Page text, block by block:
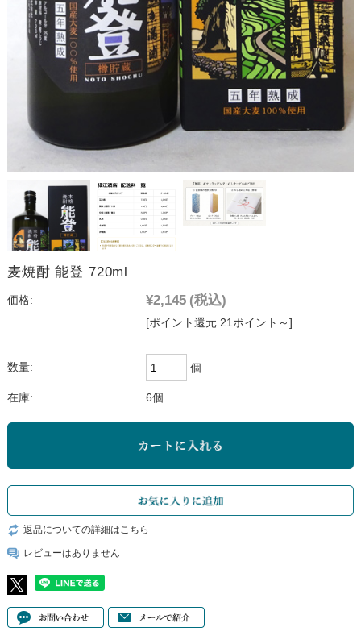
麦焼酎 能登 720ml
価格: ¥2,145 (税込)
[ポイント還元 21ポイント～]
数量: 個
在庫: 6個
返品についての詳細はこちら
レビューはありません